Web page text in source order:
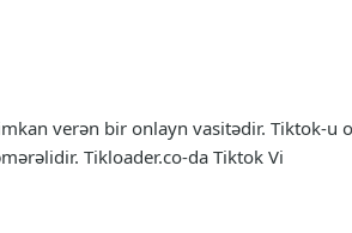
verən bir onlayn vasitədir. Tiktok-
Tikloader.co-da Tiktok Vi